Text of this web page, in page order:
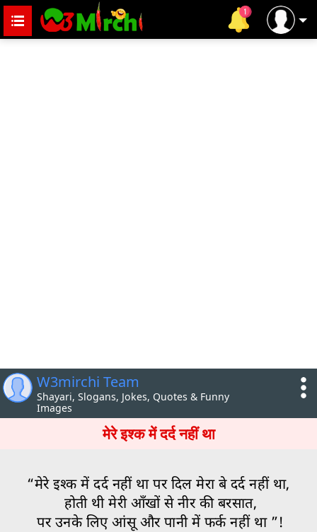
W3mirchi Team
Shayari, Slogans, Jokes, Quotes & Funny
Images
मेरे इश्क में दर्द नहीं था
“मेरे इश्क में दर्द नहीं था पर दिल मेरा बे दर्द नहीं था,
होती थी मेरी आँखों से नीर की बरसात,
पर उनके लिए आंसू और पानी में फर्क नहीं था ”!